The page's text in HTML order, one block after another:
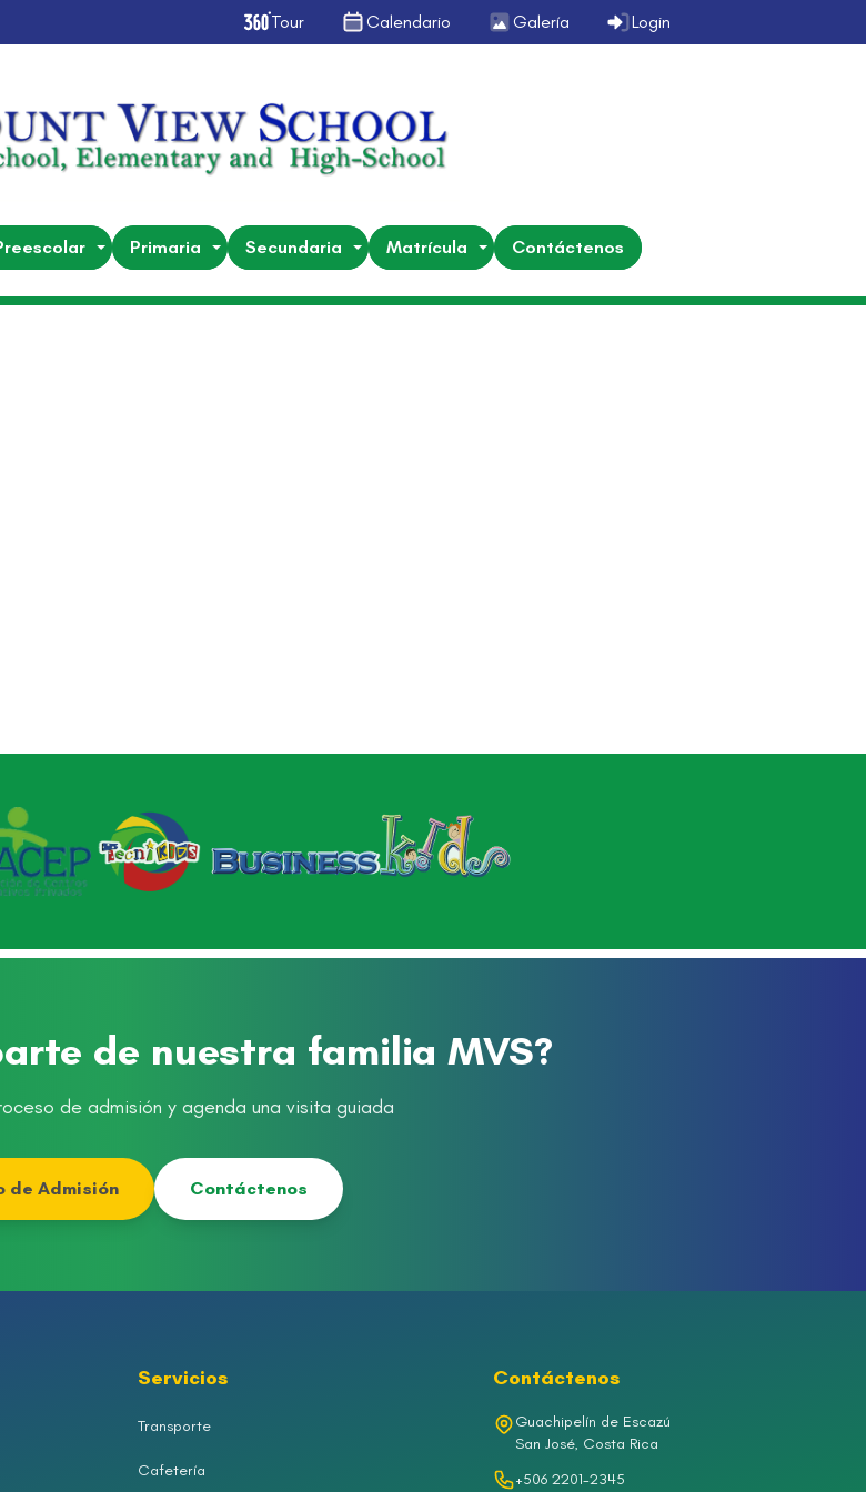
Tour Calendario Galería Login
Primaria Secundaria Matrícula Contáctenos
de nuestra familia MVS?
de admisión y agenda una visita guiada
de Admisión Contáctenos
Servicios
Transporte
Cafetería
Contáctenos
Guachipelín de Escazú
San José, Costa Rica
+506 2201-2345